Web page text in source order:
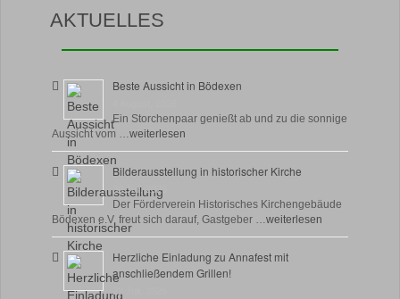
AKTUELLES
Beste Aussicht in Bödexen
Ein Storchenpaar genießt ab und zu die sonnige
Aussicht vom …weiterlesen
Bilderausstellung in historischer Kirche
30 Juli, 2026
Der Förderverein Historisches Kirchengebäude
Bödexen e.V. freut sich darauf, Gastgeber …weiterlesen
Herzliche Einladung zu Annafest mit
anschließendem Grillen!